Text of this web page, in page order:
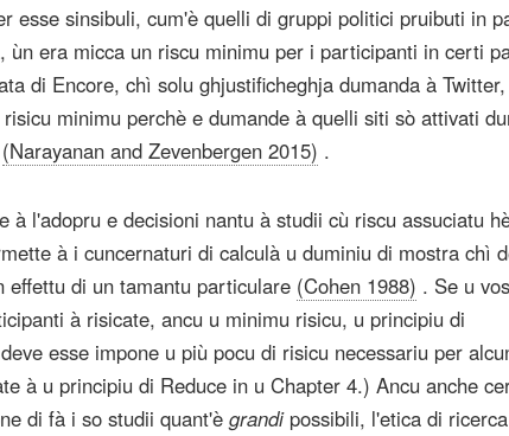
esse sinsibuli, cum'è quelli di gruppi politici pruibuti in
ùn era micca un riscu minimu per i participanti in certi
di Encore, chì solu ghjustificheghja dumanda à Twitter,
risicu minimu perchè e dumande à quelli siti sò attivati
(Narayanan and Zevenbergen 2015) .
à l'adopru e decisioni nantu à studii cù riscu assuciatu
à i cuncernaturi di calculà u duminiu di mostra chì
effettu di un tamantu particulare (Cohen 1988) . Se u
à risicate, ancu u minimu risicu, u principiu di
esse impone u più pocu di risicu necessariu per
à u principiu di Reduce in u Chapter 4.) Ancu anche
di fà i so studii quant'è grandipossibili, l'etica di ricerca